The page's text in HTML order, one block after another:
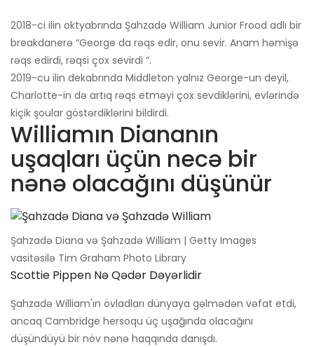
2018-ci ilin oktyabrında Şahzadə William Junior Frood adlı bir
breakdanerə “George da rəqs edir, onu sevir. Anam həmişə
rəqs edirdi, rəqsi çox sevirdi ”.
2019-cu ilin dekabrında Middleton yalnız George-un deyil,
Charlotte-in də artıq rəqs etməyi çox sevdiklərini, evlərində
kiçik şoular göstərdiklərini bildirdi.
Williamın Diananın
uşaqları üçün necə bir
nənə olacağını düşünür
Şahzadə Diana və Şahzadə William | Getty Images
vasitəsilə Tim Graham Photo Library
Scottie Pippen Nə Qədər Dəyərlidir
Şahzadə William'ın övladları dünyaya gəlmədən vəfat etdi,
ancaq Cambridge hersoqu üç uşağında olacağını
düşündüyü bir növ nənə haqqında danışdı.